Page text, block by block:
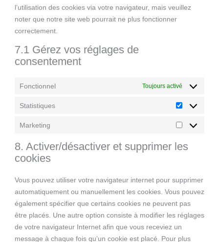
l’utilisation des cookies via votre navigateur, mais veuillez
noter que notre site web pourrait ne plus fonctionner
correctement.
7.1 Gérez vos réglages de
consentement
Fonctionnel Toujours activé
Statistiques
Marketing
8. Activer/désactiver et supprimer les
cookies
Vous pouvez utiliser votre navigateur internet pour supprimer
automatiquement ou manuellement les cookies. Vous pouvez
également spécifier que certains cookies ne peuvent pas
être placés. Une autre option consiste à modifier les réglages
de votre navigateur Internet afin que vous receviez un
message à chaque fois qu’un cookie est placé. Pour plus